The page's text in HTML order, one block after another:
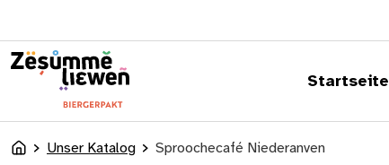
Startseite
AccueilUnser Katalog Sproochecafé Niederanven